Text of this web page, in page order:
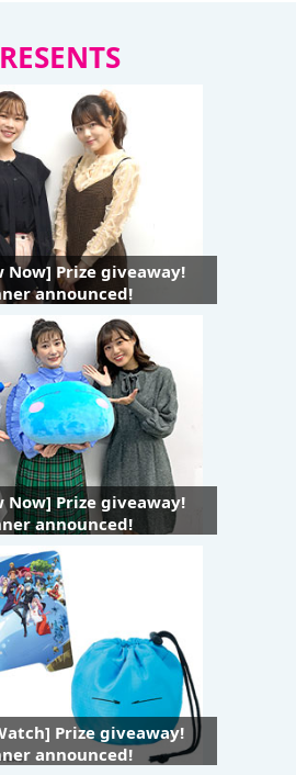
Prize giveaway!
announced!
Prize giveaway!
announced!
Prize giveaway!
announced!